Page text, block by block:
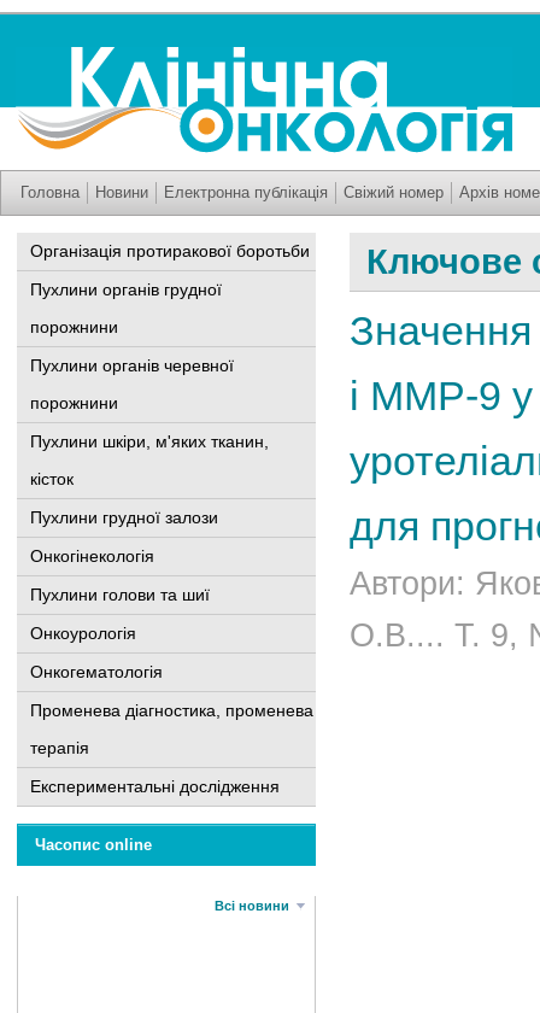
Головна Новини Електронна публікація Свіжий номер Архів
Організація протиракової боротьби
Пухлини органів грудної
порожнини
Пухлини органів черевної
порожнини
Пухлини шкіри, м'яких тканин,
кісток
Пухлини грудної залози
Онкогінекологія
Пухлини голови та шиї
Онкоурологія
Онкогематологія
Променева діагностика, променева
терапія
Експериментальні дослідження
Часопис online
Всі новини
Ключове
Значення
і ММР-9 у
для
Автори:
О.В.... Т. 9,